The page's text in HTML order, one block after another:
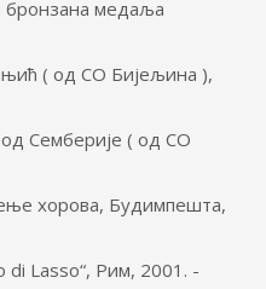
бронзана медаља
( од СО Бијељина ),
Семберије ( од СО
хорова, Будимпешта,
di Lasso“, Рим, 2001. -